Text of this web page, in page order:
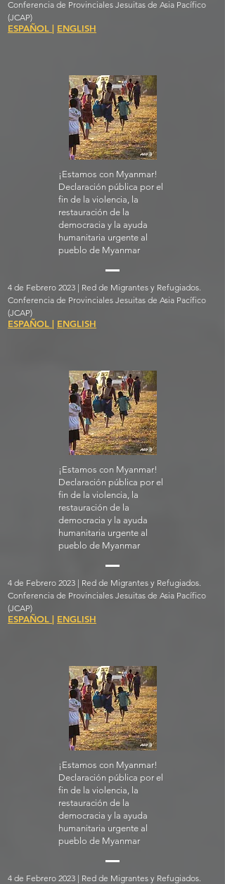
Conferencia de Provinciales Jesuitas de Asia Pacífico
(JCAP)
ESPAÑOL | ENGLISH
¡Estamos con Myanmar!
Declaración pública por el
fin de la violencia, la
restauración de la
democracia y la ayuda
humanitaria urgente al
pueblo de Myanmar
4 de Febrero 2023 | Red de Migrantes y Refugiados.
Conferencia de Provinciales Jesuitas de Asia Pacífico
(JCAP)
ESPAÑOL | ENGLISH
¡Estamos con Myanmar!
Declaración pública por el
fin de la violencia, la
restauración de la
democracia y la ayuda
humanitaria urgente al
pueblo de Myanmar
4 de Febrero 2023 | Red de Migrantes y Refugiados.
Conferencia de Provinciales Jesuitas de Asia Pacífico
(JCAP)
ESPAÑOL | ENGLISH
¡Estamos con Myanmar!
Declaración pública por el
fin de la violencia, la
restauración de la
democracia y la ayuda
humanitaria urgente al
pueblo de Myanmar
4 de Febrero 2023 | Red de Migrantes y Refugiados.